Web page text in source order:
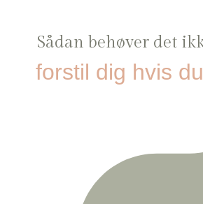
Sådan behøver det
forstil dig hvis